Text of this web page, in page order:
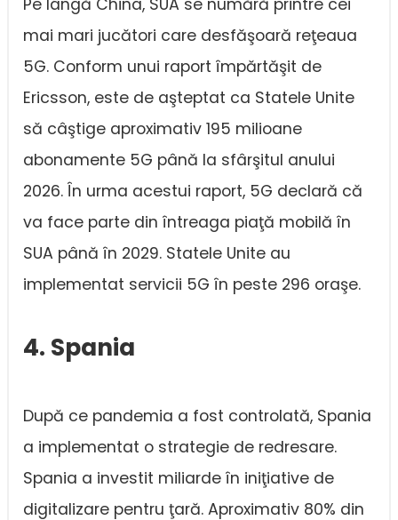
Pe lângă China, SUA se numără printre cei
mai mari jucători care desfăşoară reţeaua
5G. Conform unui raport împărtăşit de
Ericsson, este de aşteptat ca Statele Unite
să câştige aproximativ 195 milioane
abonamente 5G până la sfârşitul anului
2026. În urma acestui raport, 5G declară că
va face parte din întreaga piaţă mobilă în
SUA până în 2029. Statele Unite au
implementat servicii 5G în peste 296 oraşe.
4. Spania
După ce pandemia a fost controlată, Spania
a implementat o strategie de redresare.
Spania a investit miliarde în iniţiative de
digitalizare pentru ţară. Aproximativ 80% din